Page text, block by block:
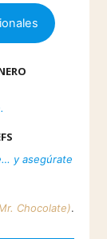
y asegúrate
Chocolate).